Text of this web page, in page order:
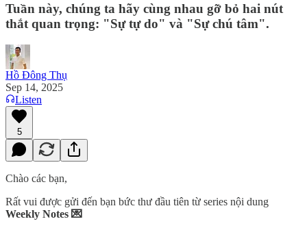
Tuần này, chúng ta hãy cùng nhau gỡ bỏ hai nút
thắt quan trọng: "Sự tự do" và "Sự chú tâm".
Hồ Đông Thụ
Sep 14, 2025
Listen
5
Chào các bạn,
Rất vui được gửi đến bạn bức thư đầu tiên từ series nội dung
Weekly Notes 💌